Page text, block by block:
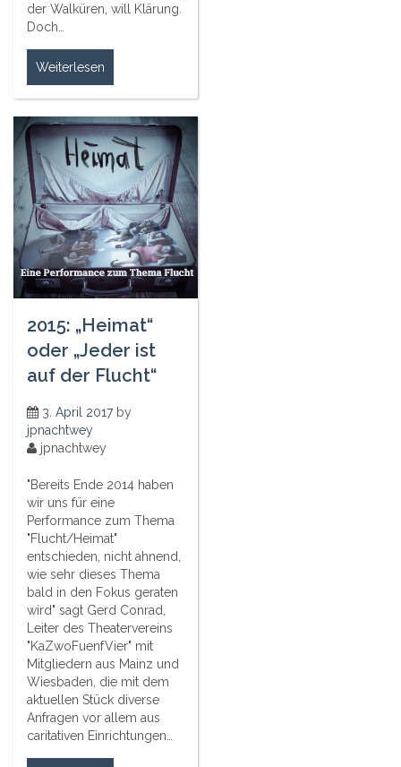
der Walküren, will Klärung.
Doch…
Weiterlesen
2015: „Heimat“
oder „Jeder ist
auf der Flucht“
3. April 2017by
jpnachtwey
jpnachtwey
"Bereits Ende 2014 haben
wir uns für eine
Performance zum Thema
"Flucht/Heimat"
entschieden, nicht ahnend,
wie sehr dieses Thema
bald in den Fokus geraten
wird" sagt Gerd Conrad,
Leiter des Theatervereins
"KaZwoFuenfVier" mit
Mitgliedern aus Mainz und
Wiesbaden, die mit dem
aktuellen Stück diverse
Anfragen vor allem aus
caritativen Einrichtungen…